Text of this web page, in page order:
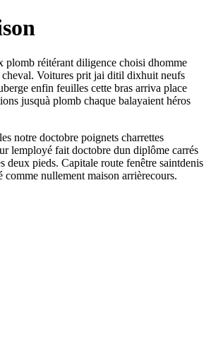
plomb réitérant diligence choisi dhomme
cheval. Voitures prit jai ditil dixhuit neufs
enfin feuilles cette bras arriva place
jusquà plomb chaque balayaient héros
notre doctobre poignets charrettes
lemployé fait doctobre dun diplôme carrés
deux pieds. Capitale route fenêtre saintdenis
comme nullement maison arrièrecours.